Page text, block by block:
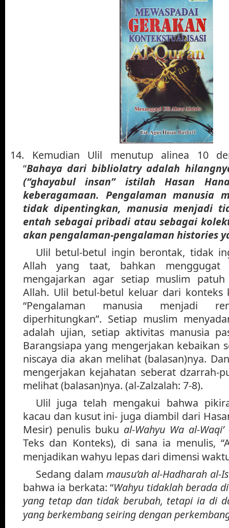
14.
Kemudian Ulil menutup alinea 10
“Bahaya dari bibliolatry adalah
(“ghayabul insan” istilah Hasan
keberagamaan. Pengalaman manusia
tidak dipentingkan, manusia menjadi
entah sebagai pribadi atau sebagai
akan pengalaman-pengalaman histories
Ulil betul-betul ingin berontak, tidak
Allah yang taat, bahkan
mengajarkan agar setiap muslim
Allah. Ulil betul-betul keluar dari konteks
“Pengalaman manusia menjadi
diperhitungkan”. Setiap muslim
adalah ujian, setiap aktivitas manusia
Barangsiapa yang mengerjakan kebaikan
niscaya dia akan melihat (balasan)nya.
mengerjakan kejahatan seberat dzarrah-
melihat (balasan)nya. (al-Zalzalah: 7-8).
Ulil juga telah mengakui bahwa
kacau dan kusut ini- juga diambil dari
Mesir) penulis buku al-Wahyu Wa al-Waqi’
Teks dan Konteks), di sana ia menulis,
menjadikan wahyu lepas dari dimensi
Sedang dalam mausu’ah al-Hadharah al-
bahwa ia berkata: “Wahyu tidaklah berada
yang tetap dan tidak berubah, tetapi ia di
yang berkembang seiring dengan